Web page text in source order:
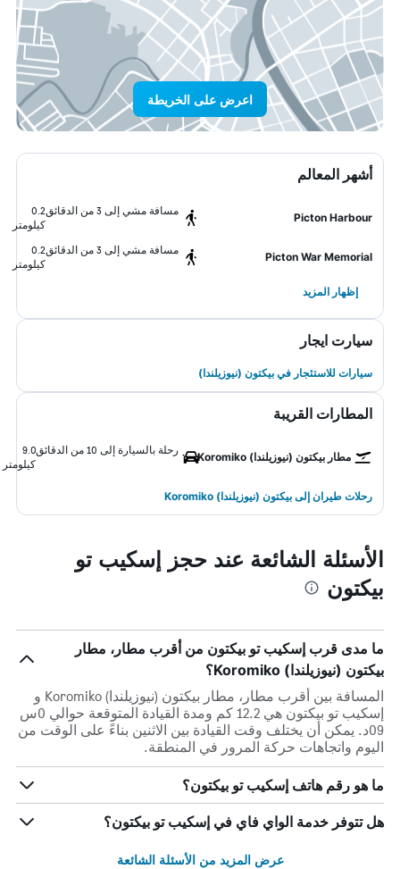
اعرض على الخريطة
أشهر المعالم
Picton Harbour
مسافة مشي إلى 3 من الدقائق
0.2
كيلومتر
Picton War Memorial
مسافة مشي إلى 3 من الدقائق
0.2
كيلومتر
إظهار المزيد
سيارت ايجار
سيارات للاستئجار في بيكتون (نيوزيلندا)
المطارات القريبة
مطار بيكتون (نيوزيلندا) Koromiko
رحلة بالسيارة إلى 10 من الدقائق
9.0
كيلومتر
رحلات طيران إلى بيكتون (نيوزيلندا) Koromiko
الأسئلة الشائعة عند حجز إسكيب تو
بيكتون
ما مدى قرب إسكيب تو بيكتون من أقرب مطار، مطار
بيكتون (نيوزيلندا) Koromiko؟
المسافة بين أقرب مطار، مطار بيكتون (نيوزيلندا) Koromiko و
إسكيب تو بيكتون هي 12.2 كم ومدة القيادة المتوقعة حوالي 0س
09د. يمكن أن يختلف وقت القيادة بين الاثنين بناءً على الوقت من
اليوم واتجاهات حركة المرور في المنطقة.
ما هو رقم هاتف إسكيب تو بيكتون؟
هل تتوفر خدمة الواي فاي في إسكيب تو بيكتون؟
عرض المزيد من الأسئلة الشائعة